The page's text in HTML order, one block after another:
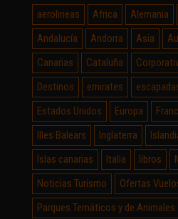
aerolineas Africa Alemania
Andalucía
Andorra Asia
Canarias
Cataluña
Destinos
emirates
Estados Unidos
Europa
Illes Balears
Inglaterra
Islas canarias
Italia libros
Noticias Turismo
Ofertas
Parques Temáticos y de Animales